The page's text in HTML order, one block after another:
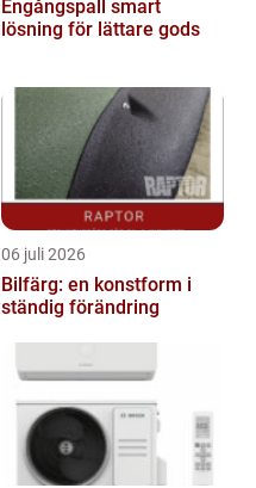
Engångspall smart
lösning för lättare gods
06 juli 2026
Bilfärg: en konstform i
ständig förändring